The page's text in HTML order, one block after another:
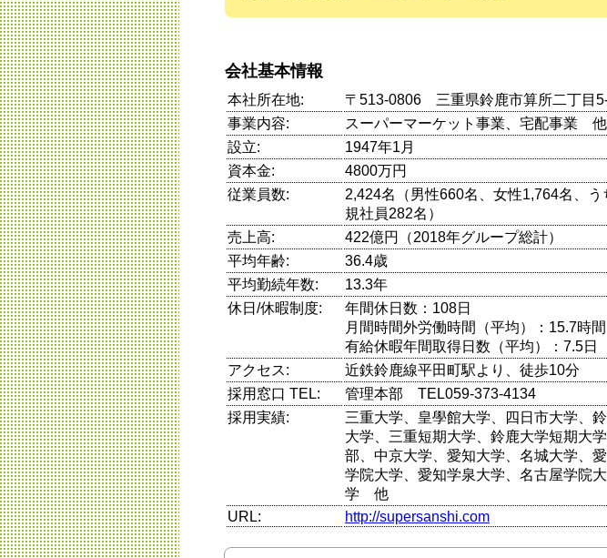
会社基本情報
本社所在地:
〒513-0806 三重県鈴鹿市算所二丁目
事業内容:
スーパーマーケット事業、宅配事業 他
設立:
1947年1月
資本金:
4800万円
従業員数:
2,424名（男性660名、女性1,764名、う
規社員282名）
売上高:
422億円（2018年グループ総計）
平均年齢:
36.4歳
平均勤続年数:
13.3年
休日/休暇制度:
年間休日数：108日
月間時間外労働時間（平均）：15.7時間
有給休暇年間取得日数（平均）：7.5日
アクセス:
近鉄鈴鹿線平田町駅より、徒歩10分
採用窓口 TEL:
管理本部 TEL059-373-4134
採用実績:
三重大学、皇學館大学、四日市大学、
大学、三重短期大学、鈴鹿大学短期大学
部、中京大学、愛知大学、名城大学、
学院大学、愛知学泉大学、名古屋学院大
学 他
URL:
http://supersanshi.com